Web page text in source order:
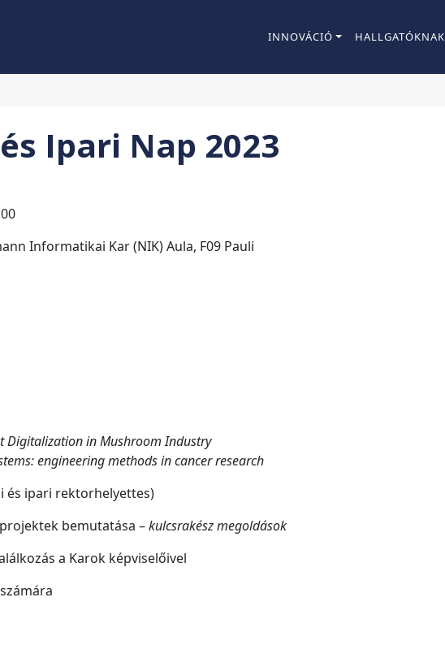
INNOVÁCIÓ HALLGATÓKNAK
Ipari Nap 2023
Informatikai Kar (NIK) Aula, F09 Pauli
Digitalization in Mushroom Industry
engineering methods in cancer research
ipari rektorhelyettes)
bemutatása –kulcsrakész megoldások
a Karok képviselőivel